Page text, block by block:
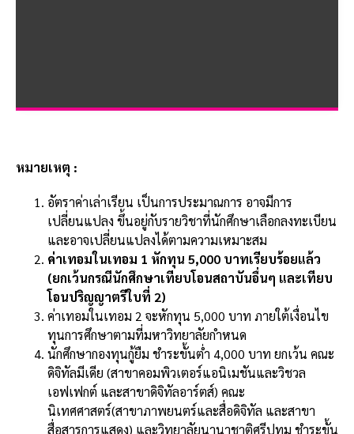
หมายเหตุ :
อัตราค่าเล่าเรียน เป็นการประมาณการ อาจมีการ
เปลี่ยนแปลง ขึ้นอยู่กับรายวิชาที่นักศึกษาเลือกลงทะเบียน
และอาจเปลี่ยนแปลงได้ตามความเหมาะสม
ค่าเทอมในเทอม 1 หักทุน 5,000 บาทเรียบร้อยแล้ว
(ยกเว้นกรณีนักศึกษาเทียบโอนสถาบันอื่นๆ และเทียบ
โอนปริญญาตรีใบที่ 2)
ค่าเทอมในเทอม 2 จะหักทุน 5,000 บาท ภายใต้เงื่อนไข
ทุนการศึกษาตามที่มหาวิทยาลัยกำหนด
นักศึกษากองทุนกู้ยืม ชำระขั้นต่ำ 4,000 บาท ยกเว้น คณะ
ดิจิทัลมีเดีย (สาขาคอมพิวเตอร์แอนิเมชันและวิชวล
เอฟเฟกต์ และสาขาดิจิทัลอาร์ตส์) คณะ
นิเทศศาสตร์(สาขาภาพยนตร์และสื่อดิจิทัล และสาขา
สื่อสารการแสดง) และวิทยาลัยนานาชาติศรีปทุม ชำระขั้น